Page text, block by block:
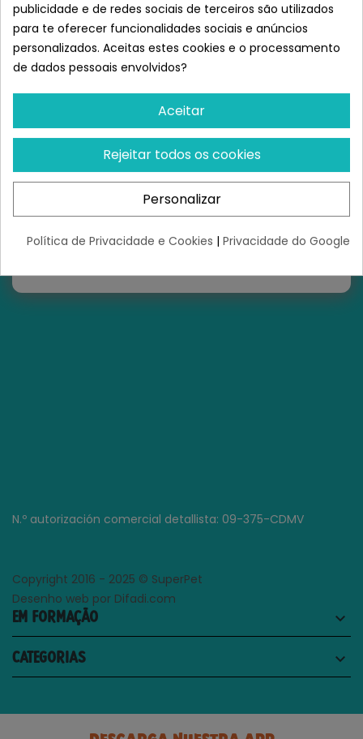
QUEREMOS AJUDÁ-LO
Horario de atençao:
N.º autorización comercial detallista: 09-375-CDMV
Copyright 2016 - 2025 © SuperPet
Desenho web por Difadi.com
EM FORMAÇÃO keyboard_arrow_down
CATEGORIAS keyboard_arrow_down
publicidade e de redes sociais de terceiros são utilizados
para te oferecer funcionalidades sociais e anúncios
personalizados. Aceitas estes cookies e o processamento
de dados pessoais envolvidos?
Aceitar
Rejeitar todos os cookies
Personalizar
Política de Privacidade e Cookies | Privacidade do Google